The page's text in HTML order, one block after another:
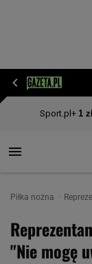
Piłka nożna
"Nie mogę